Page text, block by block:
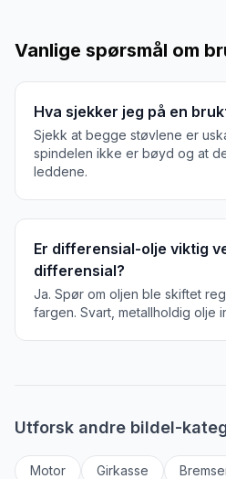
Vanlige spørsmål om
Hva sjekker jeg på en
Sjekk at begge støvlene er
spindelen ikke er bøyd og at
leddene.
Er differensial-olje viktig
differensial?
Ja. Spør om oljen ble skiftet
fargen. Svart, metallholdig olje
Utforsk andre bildel-
Motor Girkasse